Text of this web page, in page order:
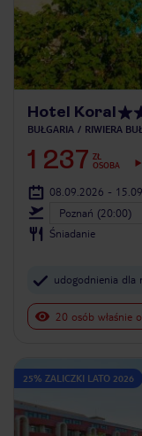
Hotel Koral
BUŁGARIA RIWIERA
1 237 ZŁ
OSOBA
08.09.2026 -
Poznań (20:00)
Śniadanie
udogodnienia dla
20 osób właśnie
25% ZALICZKI LATO 2026